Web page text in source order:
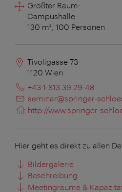
Größter Raum:
Campushalle
130 m², 100 Personen
Tivoligasse 73
1120 Wien
+43-1-813 39 29-48
seminar@springer-
http://www.springer-
Hier geht es direkt zu allen
Bildergalerie
Beschreibung
Meetingräume &